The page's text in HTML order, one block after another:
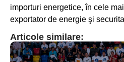
importuri energetice, în cele
exportator de energie şi
Articole similare: